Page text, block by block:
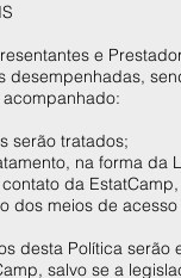
e
desempenhadas,
serão tratados;
na forma da
da
dos meios de
desta Política
salvo se a